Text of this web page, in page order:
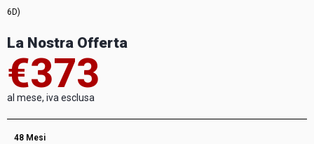
6D)
La Nostra Offerta
€373
al mese, iva esclusa
48 Mesi